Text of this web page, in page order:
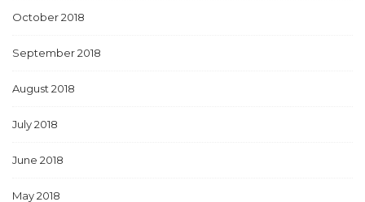
October 2018
September 2018
August 2018
July 2018
June 2018
May 2018